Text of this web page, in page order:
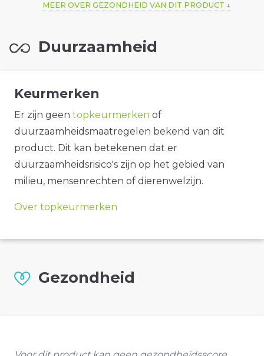
MEER OVER GEZONDHEID VAN DIT PRODUCT
Duurzaamheid
Keurmerken
Er zijn geen topkeurmerken of
duurzaamheidsmaatregelen bekend van dit
product. Dit kan betekenen dat er
duurzaamheidsrisico's zijn op het gebied van
milieu, mensenrechten of dierenwelzijn.
Over topkeurmerken
Gezondheid